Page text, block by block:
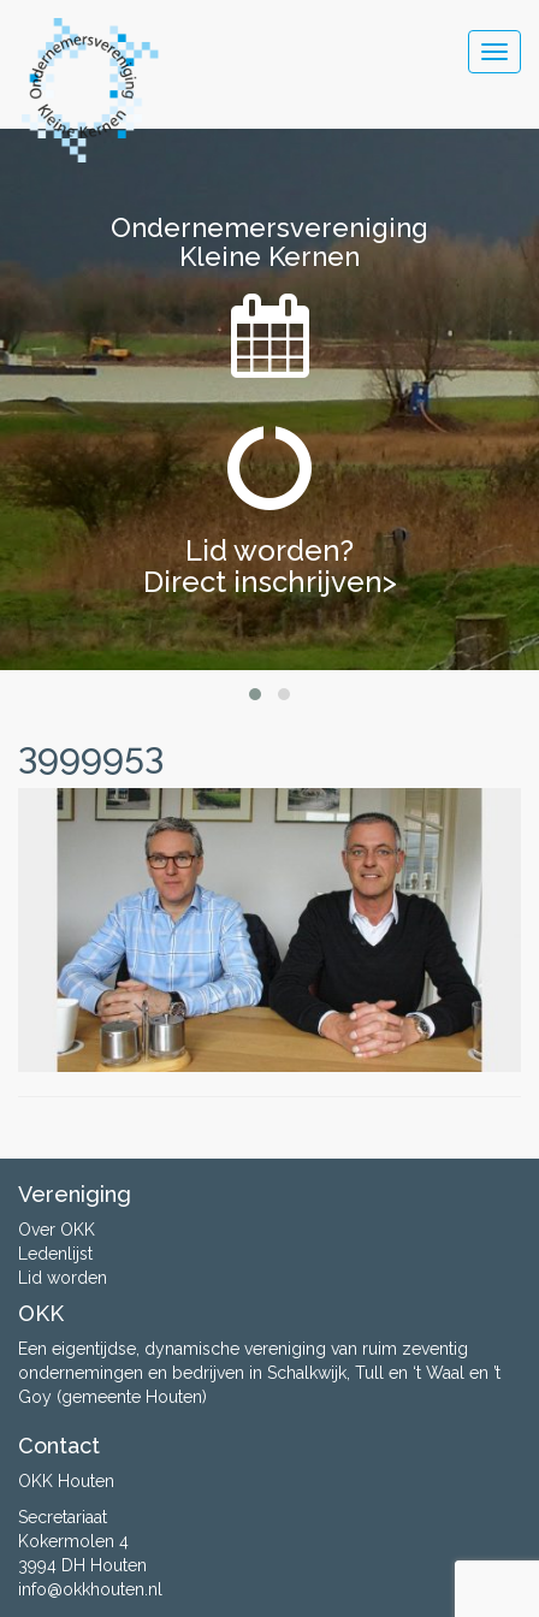
Ondernemersvereniging
Kleine Kernen
Lid worden?
Direct inschrijven>
Ondernemersvereniging
Kleine Kernen
Lid worden?
Direct inschrijven>
3999953
Vereniging
Over OKK
Ledenlijst
Lid worden
OKK
Een eigentijdse, dynamische vereniging van ruim zeventig
ondernemingen en bedrijven in Schalkwijk, Tull en ‘t Waal en ’t
Goy (gemeente Houten)
Contact
OKK Houten
Secretariaat
Kokermolen 4
3994 DH Houten
info@okkhouten.nl